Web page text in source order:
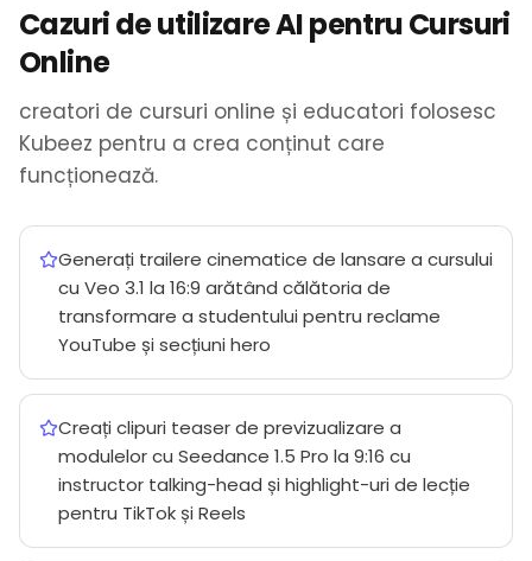
Cazuri de utilizare AI pentru Cursuri
Online
creatori de cursuri online și educatori folosesc
Kubeez pentru a crea conținut care
funcționează.
Generați trailere cinematice de lansare a cursului
cu Veo 3.1 la 16:9 arătând călătoria de
transformare a studentului pentru reclame
YouTube și secțiuni hero
Creați clipuri teaser de previzualizare a
modulelor cu Seedance 1.5 Pro la 9:16 cu
instructor talking-head și highlight-uri de lecție
pentru TikTok și Reels